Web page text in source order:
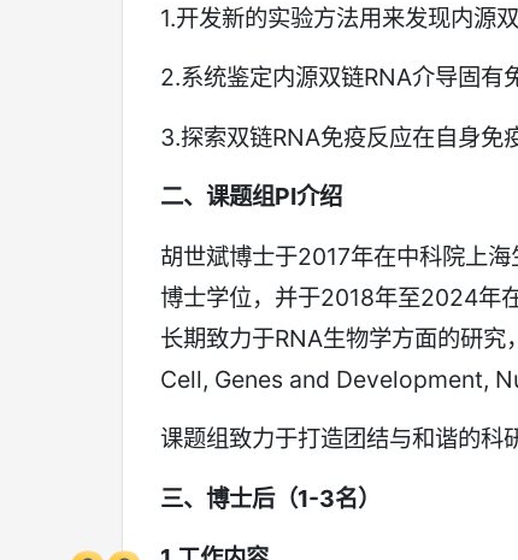
1.开发新的实验方法用来发现内源
2.系统鉴定内源双链RNA介导固有
3.探索双链RNA免疫反应在自身免
二、课题组PI介绍
胡世斌博士于2017年在中科院上
博士学位，并于2018年至2024年
长期致力于RNA生物学方面的研
Cell, Genes and Development,
课题组致力于打造团结与和谐的科
三、博士后（1-3名）